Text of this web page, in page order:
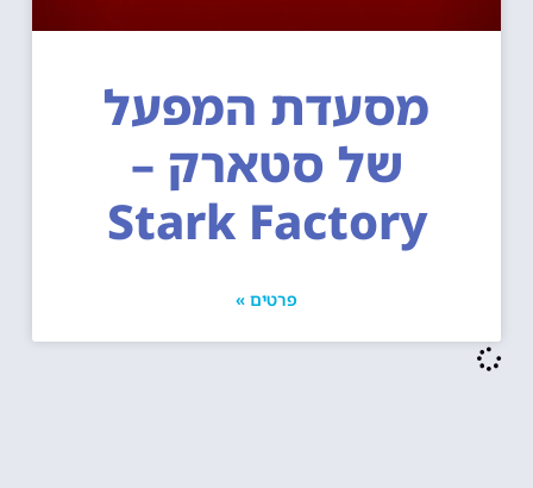
מסעדת המפעל
של סטארק –
Stark Factory
פרטים »